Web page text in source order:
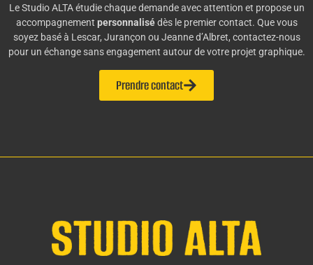
Le Studio ALTA étudie chaque demande avec attention et propose un
accompagnement personnalisédès le premier contact. Que vous
soyez basé à Lescar, Jurançon ou Jeanne d’Albret, contactez-nous
pour un échange sans engagement autour de votre projet graphique.
Prendre contact